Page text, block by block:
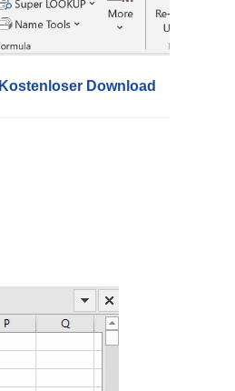
Kostenloser Download